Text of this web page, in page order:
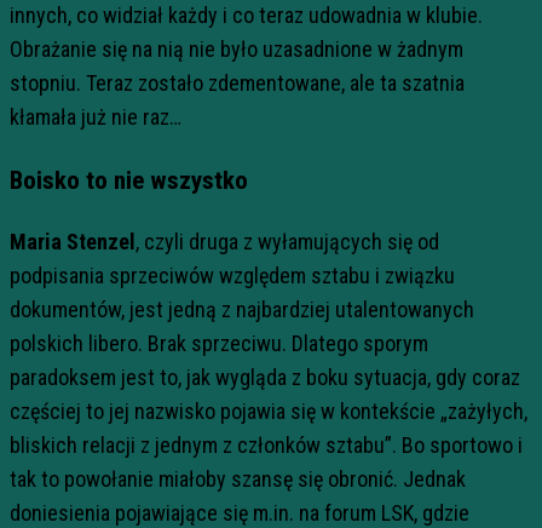
innych, co widział każdy i co teraz udowadnia w klubie.
Obrażanie się na nią nie było uzasadnione w żadnym
stopniu. Teraz zostało zdementowane, ale ta szatnia
kłamała już nie raz…
Boisko to nie wszystko
Maria Stenzel , czyli druga z wyłamujących się od
podpisania sprzeciwów względem sztabu i związku
dokumentów, jest jedną z najbardziej utalentowanych
polskich libero. Brak sprzeciwu. Dlatego sporym
paradoksem jest to, jak wygląda z boku sytuacja, gdy coraz
częściej to jej nazwisko pojawia się w kontekście „zażyłych,
bliskich relacji z jednym z członków sztabu”. Bo sportowo i
tak to powołanie miałoby szansę się obronić. Jednak
doniesienia pojawiające się m.in. na forum LSK, gdzie